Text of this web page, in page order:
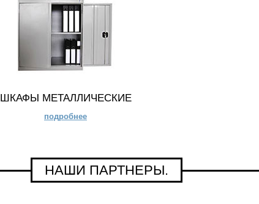
ШКАФЫ МЕТАЛЛИЧЕСКИЕ
подробнее
НАШИ ПАРТНЕРЫ.